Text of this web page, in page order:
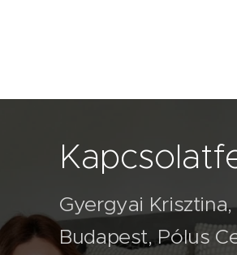
Gyergyai
Budapest, Pólus